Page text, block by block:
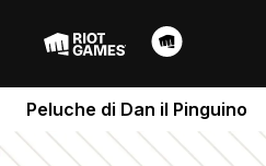
Peluche di Dan il Pinguino